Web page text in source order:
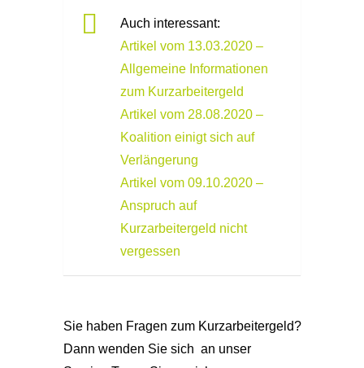
Auch interessant:
Artikel vom 13.03.2020 –
Allgemeine Informationen
zum Kurzarbeitergeld
Artikel vom 28.08.2020 –
Koalition einigt sich auf
Verlängerung
Artikel vom 09.10.2020 –
Anspruch auf
Kurzarbeitergeld nicht
vergessen
Sie haben Fragen zum Kurzarbeitergeld?
Dann wenden Sie sich an unser